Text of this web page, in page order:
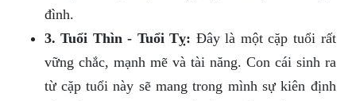
đình.
3. Tuổi Thìn - Tuổi Tỵ: Đây là một cặp tuổi rất
vững chắc, mạnh mẽ và tài năng. Con cái sinh ra
từ cặp tuổi này sẽ mang trong mình sự kiên định